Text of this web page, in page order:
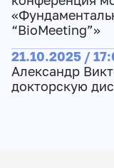
“BioMeeting”»
21.10.2025 /
Александр
докторскую